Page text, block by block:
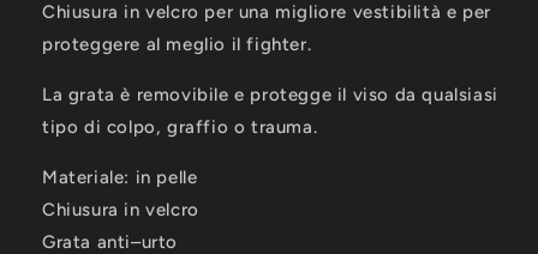
STACCABILESTACCABILE
Chiusura in velcro per una migliore vestibilità e per
proteggere al meglio il fighter.
La grata è removibile e protegge il viso da qualsiasi
tipo di colpo, graffio o trauma.
Materiale: in pelle
Chiusura in velcro
Grata anti–urto